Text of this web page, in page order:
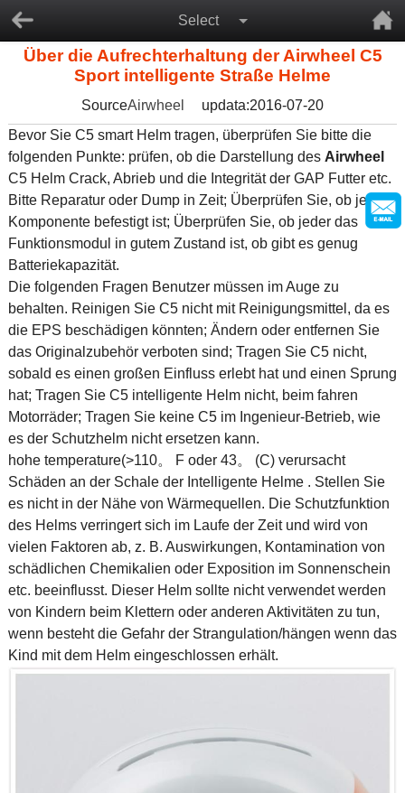
Select
Über die Aufrechterhaltung der Airwheel C5
Sport intelligente Straße Helme
SourceAirwheel
updata:2016-07-20
Bevor Sie C5 smart Helm tragen, überprüfen Sie bitte die
folgenden Punkte: prüfen, ob die Darstellung des Airwheel
C5 Helm Crack, Abrieb und die Integrität der GAP Futter etc.
Bitte Reparatur oder Dump in Zeit; Überprüfen Sie, ob jede
Komponente befestigt ist; Überprüfen Sie, ob jeder das
Funktionsmodul in gutem Zustand ist, ob gibt es genug
Batteriekapazität.
Die folgenden Fragen Benutzer müssen im Auge zu
behalten. Reinigen Sie C5 nicht mit Reinigungsmittel, da es
die EPS beschädigen könnten; Ändern oder entfernen Sie
das Originalzubehör verboten sind; Tragen Sie C5 nicht,
sobald es einen großen Einfluss erlebt hat und einen Sprung
hat; Tragen Sie C5 intelligente Helm nicht, beim fahren
Motorräder; Tragen Sie keine C5 im Ingenieur-Betrieb, wie
es der Schutzhelm nicht ersetzen kann.
hohe temperature(>110。 F oder 43。 (C) verursacht
Schäden an der Schale der Intelligente Helme . Stellen Sie
es nicht in der Nähe von Wärmequellen. Die Schutzfunktion
des Helms verringert sich im Laufe der Zeit und wird von
vielen Faktoren ab, z. B. Auswirkungen, Kontamination von
schädlichen Chemikalien oder Exposition im Sonnenschein
etc. beeinflusst. Dieser Helm sollte nicht verwendet werden
von Kindern beim Klettern oder anderen Aktivitäten zu tun,
wenn besteht die Gefahr der Strangulation/hängen wenn das
Kind mit dem Helm eingeschlossen erhält.